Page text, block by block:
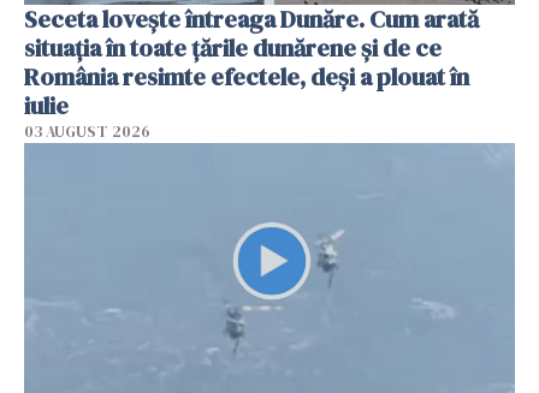
Seceta lovește întreaga Dunăre. Cum arată
situația în toate țările dunărene și de ce
România resimte efectele, deși a plouat în
iulie
03 AUGUST 2026